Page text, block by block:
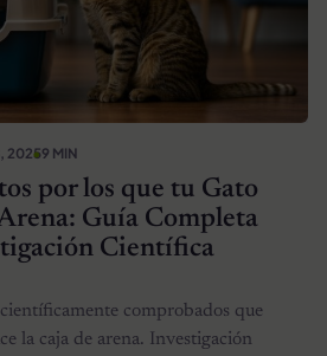
20259 MIN
por los que tu Gato
Guía Completa
Científica
comprobados que
la caja de arena. Investigación